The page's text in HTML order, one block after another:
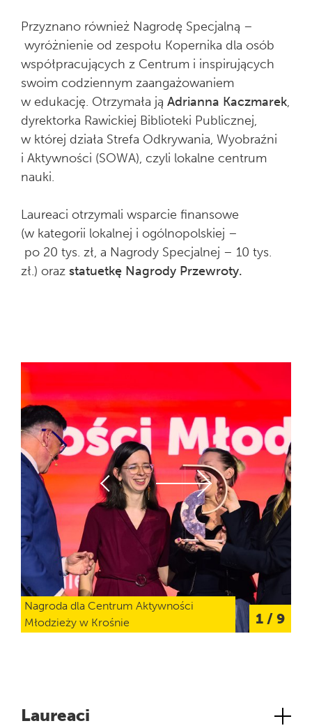
Przyznano również Nagrodę Specjalną –
wyróżnienie od zespołu Kopernika dla osób
współpracujących z Centrum i inspirujących
swoim codziennym zaangażowaniem
w edukację. Otrzymała ją Adrianna Kaczmarek,
dyrektorka Rawickiej Biblioteki Publicznej,
w której działa Strefa Odkrywania, Wyobraźni
i Aktywności (SOWA), czyli lokalne centrum
nauki.
Laureaci otrzymali wsparcie finansowe
(w kategorii lokalnej i ogólnopolskiej –
po 20 tys. zł, a Nagrody Specjalnej – 10 tys.
zł.) oraz statuetkę Nagrody Przewroty.
Nagroda dla Centrum Aktywności
Młodzieży w Krośnie
1 / 9
Laureaci